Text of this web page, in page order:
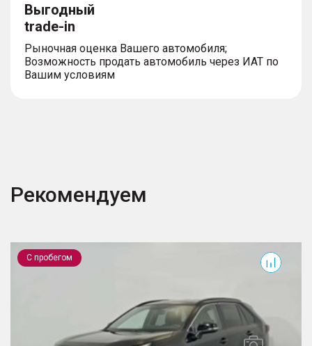
Выгодный
trade-in
Рыночная оценка Вашего автомобиля;
Возможность продать автомобиль через ИАТ по
Вашим условиям
Рекомендуем
С пробегом
RAV4